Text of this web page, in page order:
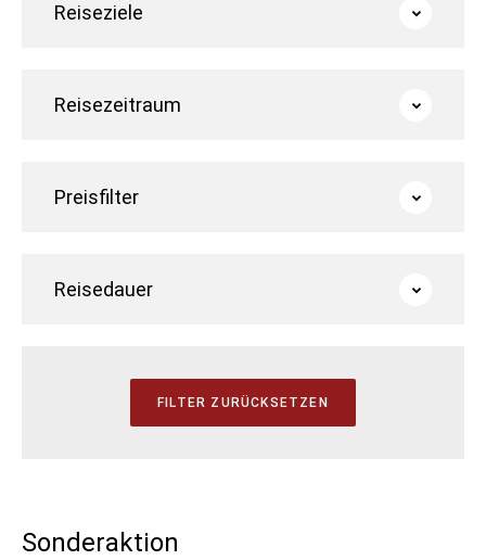
Reiseziele
Reisezeitraum
Preisfilter
Reisedauer
Sonderaktion